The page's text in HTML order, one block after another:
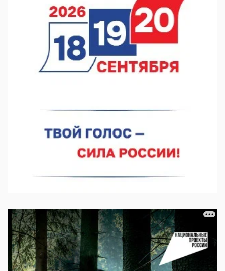
покраской телебашни
07.08.2026 11:20
В автобусах Арзамаса устанавливают терминалы оплаты
07.08.2026 11:03